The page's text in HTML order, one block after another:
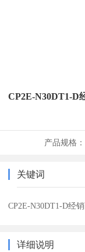
CP2E-N30DT1-D
产品规格：
关键词
CP2E-N30DT1-D经
详细说明